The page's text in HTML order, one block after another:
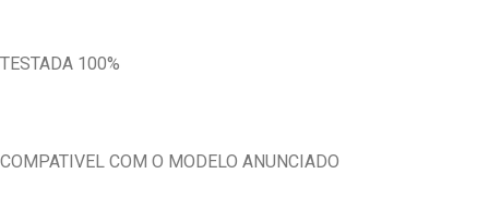
TESTADA 100%
COMPATIVEL COM O MODELO ANUNCIADO